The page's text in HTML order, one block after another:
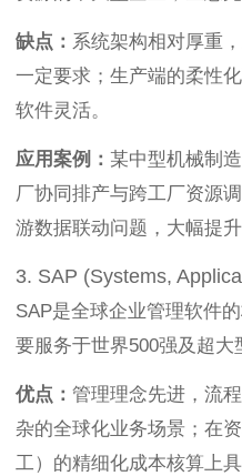
缺点： 系统架构相对厚重
一定要求；生产端的柔性
软件灵活。
应用案例： 某中型机械制
厂协同排产与跨工厂资源
游数据联动问题，大幅提
3. SAP (Systems,
SAP是全球企业管理软件
要服务于世界500强及超大
优点： 管理理念先进，流
杂的全球化业务场景；在
工）的精细化成本核算上